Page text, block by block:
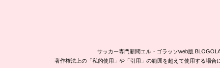
サッカー専門新聞エル・ゴラッソweb版
著作権法上の「私的使用」や「引用」の範囲を超えて使用する場